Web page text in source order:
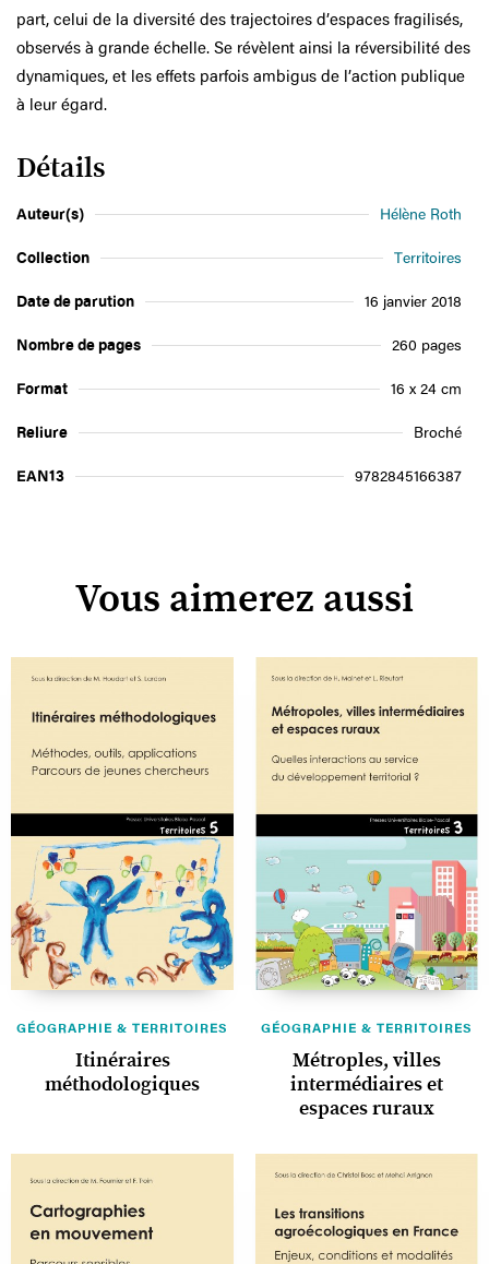
part, celui de la diversité des trajectoires d’espaces fragilisés,
observés à grande échelle. Se révèlent ainsi la réversibilité des
dynamiques, et les effets parfois ambigus de l’action publique
à leur égard.
Détails
Auteur(s) Hélène Roth
Collection Territoires
Date de parution 16 janvier 2018
Nombre de pages 260 pages
Format 16 x 24 cm
Reliure Broché
EAN13 9782845166387
Vous aimerez aussi
GÉOGRAPHIE & TERRITOIRES
Itinéraires
méthodologiques
GÉOGRAPHIE & TERRITOIRES
Métroples, villes
intermédiaires et
espaces ruraux